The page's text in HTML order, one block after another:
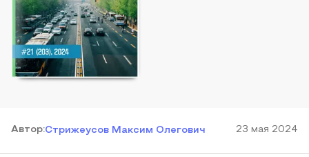
Автор:Стрижеусов Максим Олегович 23 мая 2024